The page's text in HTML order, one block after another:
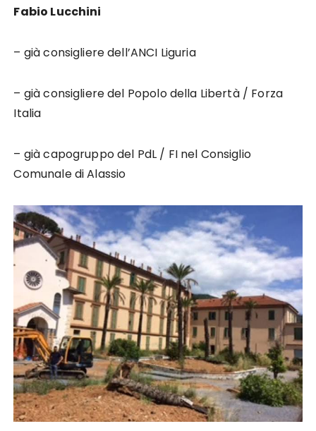
Fabio Lucchini
– già consigliere dell’ANCI Liguria
– già consigliere del Popolo della Libertà / Forza
Italia
– già capogruppo del PdL / FI nel Consiglio
Comunale di Alassio